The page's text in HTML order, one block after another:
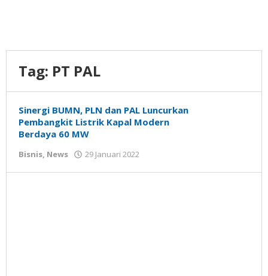
Tag: PT PAL
Sinergi BUMN, PLN dan PAL Luncurkan
Pembangkit Listrik Kapal Modern
Berdaya 60 MW
Bisnis, News 29 Januari 2022
Susanto